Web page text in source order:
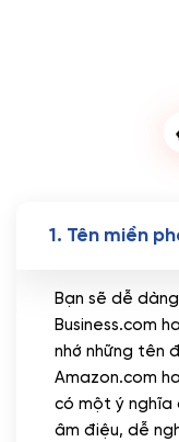
1. Tên miền
Bạn sẽ dễ
Business.com
nhớ những tên
Amazon.com
có một ý nghĩa
âm điệu, dễ